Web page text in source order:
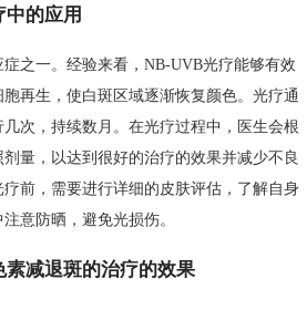
的应用
之一。经验来看，NB-UVB光疗能够有效
再生，使白斑区域逐渐恢复颜色。光疗通
次，持续数月。在光疗过程中，医生会根
量，以达到很好的治疗的效果并减少不良
前，需要进行详细的皮肤评估，了解自身
意防晒，避免光损伤。
素减退斑的治疗的效果